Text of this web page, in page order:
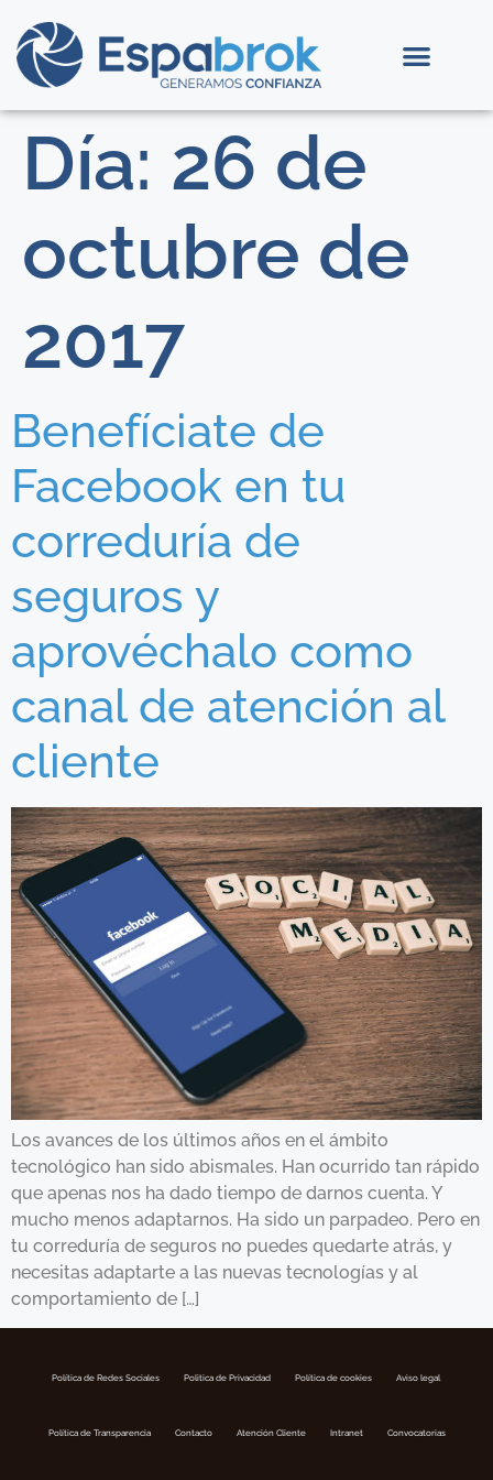
Día: 26 de
octubre de
2017
Benefíciate de
Facebook en tu
correduría de
seguros y
aprovéchalo como
canal de atención al
cliente
Los avances de los últimos años en el ámbito
tecnológico han sido abismales. Han ocurrido tan rápido
que apenas nos ha dado tiempo de darnos cuenta. Y
mucho menos adaptarnos. Ha sido un parpadeo. Pero en
tu correduría de seguros no puedes quedarte atrás, y
necesitas adaptarte a las nuevas tecnologías y al
comportamiento de […]
Política de Redes Sociales Politica de Privacidad Política de cookies Aviso legal
Política de Transparencia Contacto Atención Cliente Intranet Convocatorias